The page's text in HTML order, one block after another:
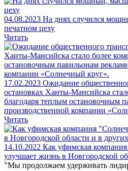
04.08.2023 На днях случился
печатном цеху
Читать
17.02.2023 Ожидание
остановках Ханты-Мансийска
благодаря теплым остановочным
производственной компании
Читать
14.10.2022 Как уфимская
улучшает жизнь в Новгородской
"Мы продолжаем удерживать